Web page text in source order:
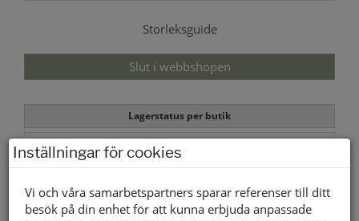
Storleksguide
Slut i webbshopen
Lagerstatus per butik
Butik
Borlänge
Buffert lager
Inställningar för cookies
Vi och våra samarbetspartners sparar referenser till ditt
besök på din enhet för att kunna erbjuda anpassade